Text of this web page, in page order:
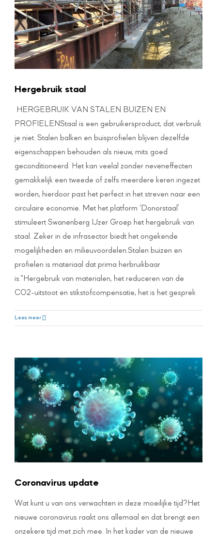
Hergebruik staal
HERGEBRUIK VAN STALEN BUIZEN EN
PROFIELENStaal is een gebruikersproduct, dat verbruik
je niet. Stalen balken en buisprofielen blijven dezelfde
eigenschappen behouden als nieuw, mits goed
geconditioneerd. Het kan veelal zonder neveneffecten
gemakkelijk een tweede of zelfs meerdere keren ingezet
worden, hierdoor past het perfect in het streven naar een
circulaire economie. Met het platform ‘Donorstaal’
stimuleert Swanenberg IJzer Groep het hergebruik van
staal. Zeker in de infrasector biedt het ongekende
mogelijkheden en milieuvoordelen.Stalen buizen en
profielen is materiaal dat prima herbruikbaar
is.“Hergebruik van materialen, het reduceren van de
CO2-uitstoot en stikstofcompensatie, het is het gesprek
Lees meer
Coronavirus update
Nieuws Swanenberg
Coronavirus update
Wat kunt u van ons verwachten in deze moeilijke tijd?Het
nieuwe coronavirus raakt ons allemaal en dat brengt een
onzekere tijd met zich mee. In het kader van de nieuwe